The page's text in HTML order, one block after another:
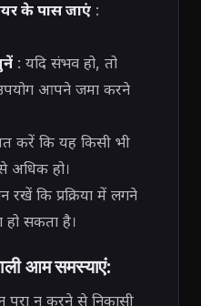
के पास जाएं:
: यदि संभव हो, तो
आपने जमा करने
करें कि यह किसी भी
अधिक हो।
रखें कि प्रक्रिया में लगने
सकता है।
आम समस्याएं:
पूरा न करने से निकासी